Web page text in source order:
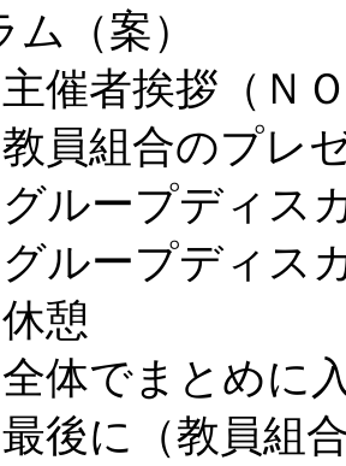
（案）
催者挨拶（Ｎ
員組合のプレ
ループディス
ループディス
憩
体でまとめに
後に（教員組